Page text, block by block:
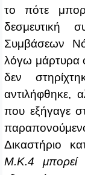
το πότε
δεσμευτική
Συμβάσεων
λόγω μάρτυρα
δεν
αντιλήφθηκε,
που εξήγαγε
Δικαστήριο
Μ.Κ.4 μπορεί